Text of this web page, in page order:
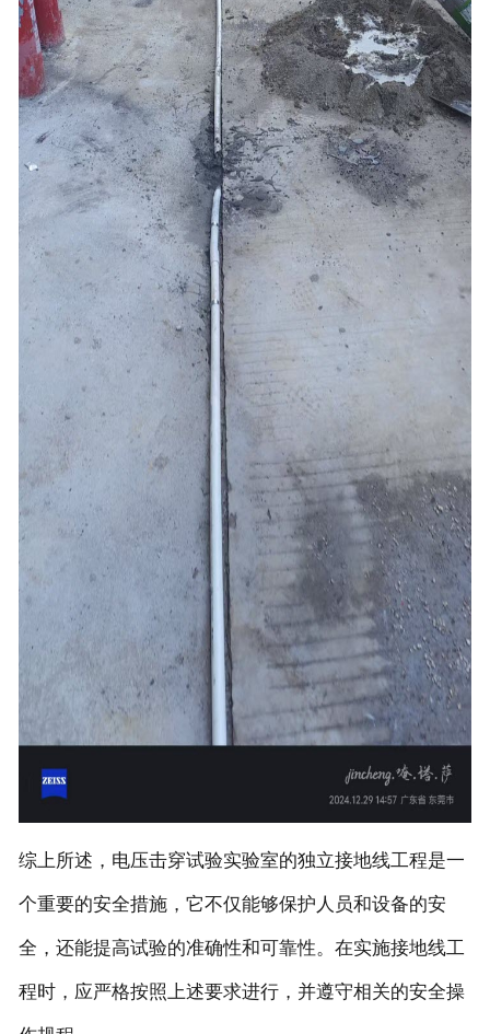
综上所述，电压击穿试验实验室的独立接地线工程是一
个重要的安全措施，它不仅能够保护人员和设备的安
全，还能提高试验的准确性和可靠性。在实施接地线工
程时，应严格按照上述要求进行，并遵守相关的安全操